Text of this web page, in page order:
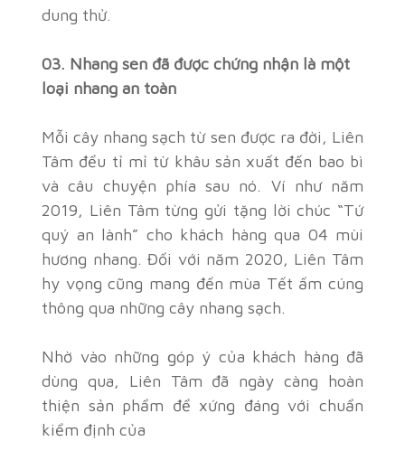
dung thử.
03. Nhang sen đã được chứng nhận là một
loại nhang an toàn
Mỗi cây nhang sạch từ sen được ra đời, Liên
Tâm đểu tỉ mỉ từ khâu sản xuất đến bao bì
và câu chuyện phía sau nó. Ví như năm
2019, Liên Tâm từng gửi tặng lời chúc “Tứ
quý an lành” cho khách hàng qua 04 mùi
hương nhang. Đối với năm 2020, Liên Tâm
hy vọng cũng mang đến mùa Tết ấm cúng
thông qua những cây nhang sạch.
Nhờ vào những góp ý của khách hàng đã
dùng qua, Liên Tâm đã ngày càng hoàn
thiện sản phẩm để xứng đáng với chuẩn
kiểm định của